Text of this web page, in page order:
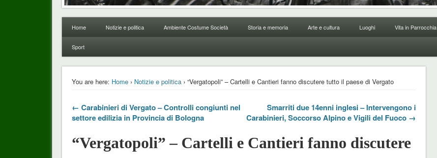
Home Notizie e politica Ambiente Costume Società Storia e memoria Arte e cultura Luoghi Vita in Parrocchia
Sport
You are here: Home› Notizie e politica› “Vergatopoli” – Cartelli e Cantieri fanno discutere tutto il paese di Vergato
← Carabinieri di Vergato – Controlli congiunti nel
settore edilizia in Provincia di Bologna
Smarriti due 14enni inglesi – Intervengono i
Carabinieri, Soccorso Alpino e Vigili del Fuoco →
“Vergatopoli” – Cartelli e Cantieri fanno discutere